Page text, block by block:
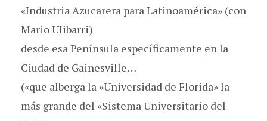
«Industria Azucarera para Latinoamérica» (con
Mario Ulibarri)
desde esa Península específicamente en la
Ciudad de Gainesville…
(«que alberga la «Universidad de Florida» la
más grande del «Sistema Universitario del